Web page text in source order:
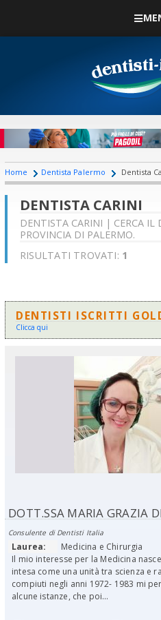
Home Dentista Palermo Dentista
DENTISTA CARINI
DENTISTA CARINI | CERCA IL
PROVINCIA DI PALERMO.
RISULTATI TROVATI: 1
DENTISTI ISCRITTI
Clicca qui
DOTT.SSA MARIA GRAZIA
Consulente di Dentisti Italia
Laurea:
Medicina e Chirurgia
Il mio interesse per la Medicina
intesa come una unità tra scienza e
compiuti negli anni 1972- 1983 mi
alcune istanze, che poi...